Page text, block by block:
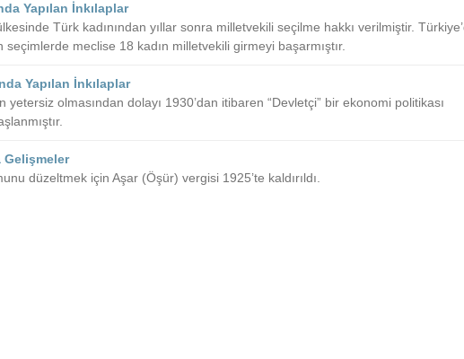
Yapılan İnkılaplar
Türk kadınından yıllar sonra milletvekili seçilme hakkı verilmiştir.
seçimlerde meclise 18 kadın milletvekili girmeyi başarmıştır.
Yapılan İnkılaplar
yetersiz olmasından dolayı 1930’dan itibaren “Devletçi” bir ekonomi politikası
Gelişmeler
düzeltmek için Aşar (Öşür) vergisi 1925’te kaldırıldı.